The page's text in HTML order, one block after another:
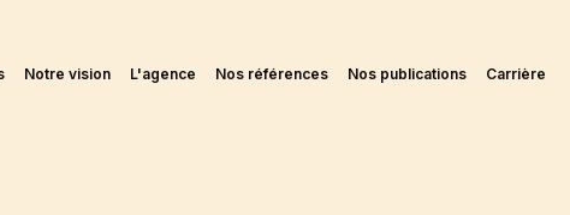
Notre vision L'agence Nos références Nos publications Carrière